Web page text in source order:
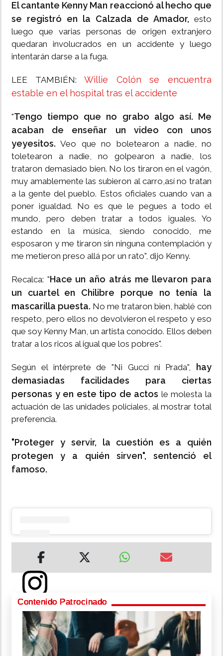
El cantante Kenny Man reaccionó al hecho que
se registró en la Calzada de Amador, esto
luego que varias personas de origen extranjero
quedaran involucrados en un accidente y luego
intentarán darse a la fuga.
LEE TAMBIÉN:Willie Colón se encuentra
estable en el hospital tras el accidente
"Tengo tiempo que no grabo algo así. Me
acaban de enseñar un video con unos
yeyesitos. Veo que no boletearon a nadie, no
toletearon a nadie, no golpearon a nadie, los
trataron demasiado bien. No los tiraron en el vagón,
muy amablemente las subieron al carro,así no tratan
a la gente del pueblo. Estos oficiales cuando van a
poner igualdad. No es que le pegues a todo el
mundo, pero deben tratar a todos iguales. Yo
estando en la música, siendo conocido, me
esposaron y me tiraron sin ninguna contemplación y
me metieron preso allá por un rato", dijo Kenny.
Recalca: "Hace un año atrás me llevaron para
un cuartel en Chilibre porque no tenía la
mascarilla puesta. No me trataron bien, hablé con
respeto, pero ellos no devolvieron el respeto y eso
que soy Kenny Man, un artista conocido. Ellos deben
tratar a los ricos al igual que los pobres".
Según el intérprete de "Ni Gucci ni Prada",
hay
demasiadas facilidades para ciertas
personas y en este tipo de actos le molesta la
actuación de las unidades policiales, al mostrar total
preferencia.
"Proteger y servir, la cuestión es a quién
protegen y a quién sirven", sentenció el
famoso.
Te
puede
interesar
Contenido Patrocinado